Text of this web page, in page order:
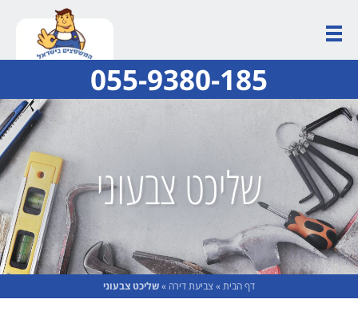
055-9380-185
שליכט צבעוני
דף הבית» צביעת דירה »שליכט צבעוני